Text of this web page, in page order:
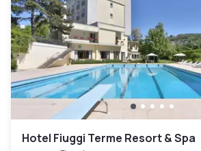
Hotel Fiuggi Terme Resort & Spa